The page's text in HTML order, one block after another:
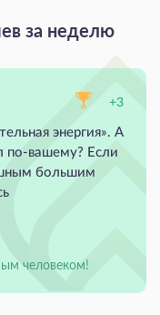
за неделю
+3
энергия». А
по-вашему? Если
большим
человеком!